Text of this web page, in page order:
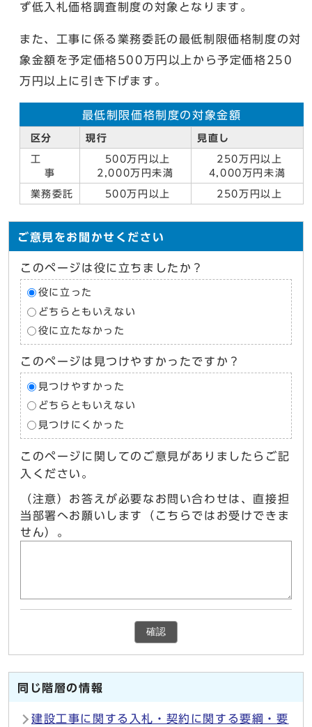
ず低入札価格調査制度の対象となります。
また、工事に係る業務委託の最低制限価格制度の対
象金額を予定価格500万円以上から予定価格250
万円以上に引き下げます。
最低制限価格制度の対象金額
区分 現行 見直し
工
事
500万円以上
2,000万円未満
250万円以上
4,000万円未満
業務委託 500万円以上 250万円以上
ご意見をお聞かせください
このページは役に立ちましたか？
役に立った
どちらともいえない
役に立たなかった
このページは見つけやすかったですか？
見つけやすかった
どちらともいえない
見つけにくかった
このページに関してのご意見がありましたらご記
入ください。
（注意）お答えが必要なお問い合わせは、直接担
当部署へお願いします（こちらではお受けできま
せん）。
確認
同じ階層の情報
建設工事に関する入札・契約に関する要綱・要